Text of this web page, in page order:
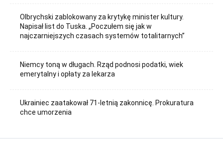
Olbrychski zablokowany za krytykę minister kultury.
Napisał list do Tuska. „Poczułem się jak w
najczarniejszych czasach systemów totalitarnych”
Niemcy toną w długach. Rząd podnosi podatki, wiek
emerytalny i opłaty za lekarza
Ukrainiec zaatakował 71-letnią zakonnicę. Prokuratura
chce umorzenia